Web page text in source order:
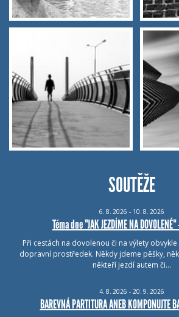
SOUTĚŽE
6. 8. 2026 - 10. 8. 2026
Téma dne "JAK JEZDÍME NA
Při cestách na dovolenou či na výlety
dopravní prostředek. Někdy jdeme pěšky,
někteří jezdí autem či…
4. 8. 2026 - 20. 9. 2026
BAREVNÁ PARTITURA ANEB KOMPONUJTE